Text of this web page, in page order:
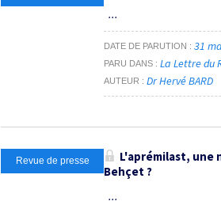
...
DATE DE PARUTION 31
PARU DANS La Lettre du
AUTEUR Dr Hervé BARD
Revue de presse
L'aprémilast, une
Behçet ?
...